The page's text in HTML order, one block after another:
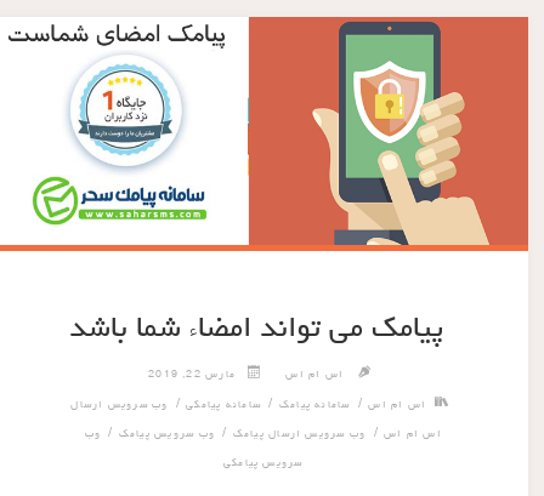
پیامک می تواند امضاء شما باشد
اس ام اس مارس 22, 2019
اس ام اس/ سامانه پیامک/ سامانه پیامکی/ وب سرویس ارسال
اس ام اس/ وب سرویس ارسال پیامک/ وب سرویس پیامک/ وب
سرویس پیامکی